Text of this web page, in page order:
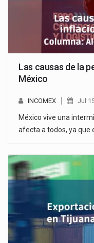
Las causas de la
México
INCOMEX Jul
México vive una
afecta a todos, ya que